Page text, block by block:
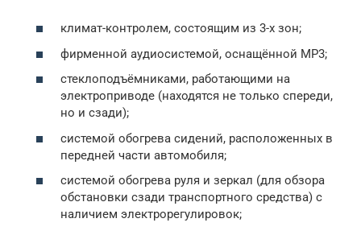
климат-контролем, состоящим из 3-х зон;
фирменной аудиосистемой, оснащённой MP3;
стеклоподъёмниками, работающими на
электроприводе (находятся не только спереди,
но и сзади);
системой обогрева сидений, расположенных в
передней части автомобиля;
системой обогрева руля и зеркал (для обзора
обстановки сзади транспортного средства) с
наличием электрорегулировок;